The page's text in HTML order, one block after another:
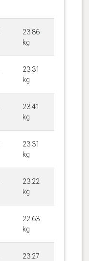
23.86
kg
23.31
kg
23.41
kg
23.31
kg
23.22
kg
22.63
kg
23.27